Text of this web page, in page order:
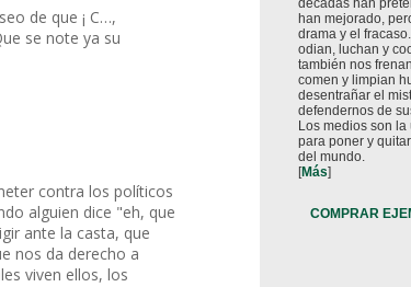
de que ¡ C…,
se note ya su
contra los políticos
alguien dice "eh, que
ante la casta, que
nos da derecho a
viven ellos, los
décadas han
han mejorado,
drama y el
odian, luchan y
también nos
comen y limpian
desentrañar el
defendernos de
Los medios son
para poner y
del mundo.
[Más]
COMPRAR